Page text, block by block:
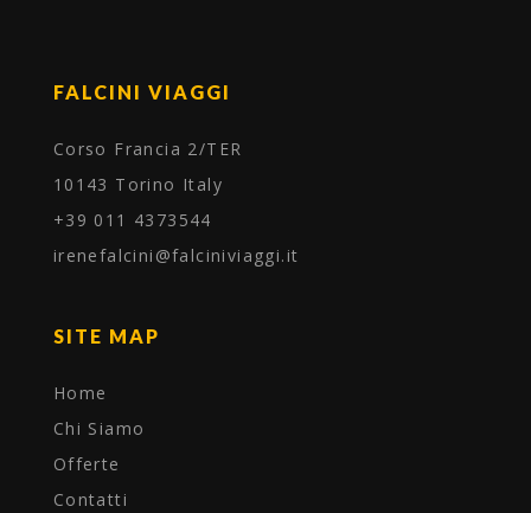
FALCINI VIAGGI
Corso Francia 2/TER
10143 Torino Italy
+39 011 4373544
irenefalcini@falciniviaggi.it
SITE MAP
Home
Chi Siamo
Offerte
Contatti